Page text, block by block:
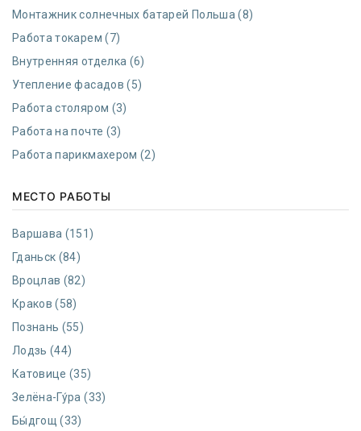
Монтажник солнечных батарей Польша (8)
Работа токарем (7)
Внутренняя отделка (6)
Утепление фасадов (5)
Работа столяром (3)
Работа на почте (3)
Работа парикмахером (2)
МЕСТО РАБОТЫ
Варшава (151)
Гданьск (84)
Вроцлав (82)
Краков (58)
Познань (55)
Лодзь (44)
Катовице (35)
Зелёна-Гу́ра (33)
Бы́дгощ (33)